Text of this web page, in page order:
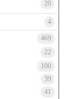
20
4
469
22
100
39
41